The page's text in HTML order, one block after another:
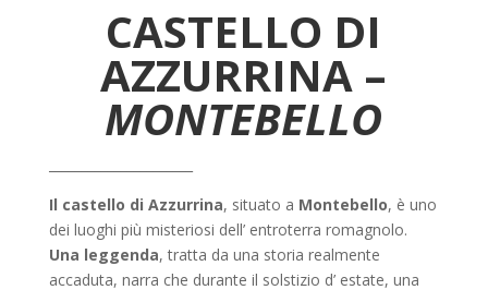
CASTELLO DI
AZZURRINA –
MONTEBELLO
Il castello di Azzurrina, situato a Montebello, è uno
dei luoghi più misteriosi dell’ entroterra romagnolo.
Una leggenda, tratta da una storia realmente
accaduta, narra che durante il solstizio d’ estate, una